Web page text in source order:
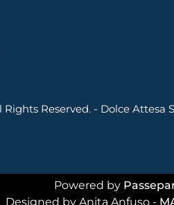
Reserved. - Dolce Attesa
Powered by
Designed by Anita Anfuso -